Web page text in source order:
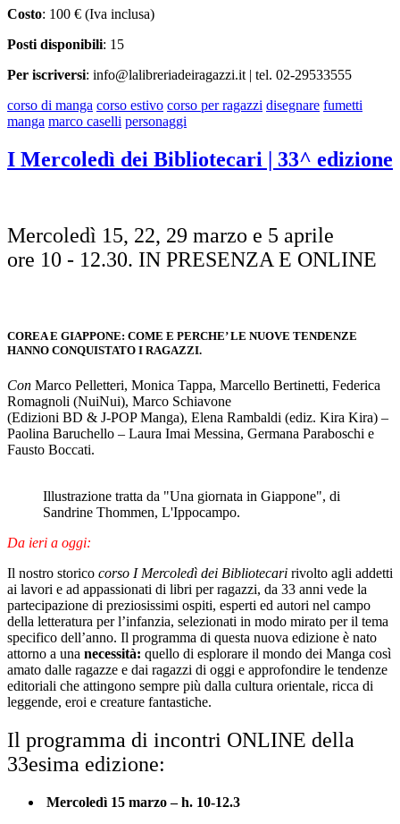
Costo: 100 € (Iva inclusa)
Posti disponibili: 15
Per iscriversi: info@lalibreriadeiragazzi.it | tel. 02-29533555
corso di manga corso estivo corso per ragazzi disegnare fumetti
manga marco caselli personaggi
I Mercoledì dei Bibliotecari | 33^ edizione
Mercoledì 15, 22, 29 marzo e 5 aprile
ore 10 - 12.30. IN PRESENZA E ONLINE
COREA E GIAPPONE: COME E PERCHE’ LE NUOVE TENDENZE
HANNO CONQUISTATO I RAGAZZI.
Con Marco Pelletteri, Monica Tappa, Marcello Bertinetti, Federica
Romagnoli (NuiNui), Marco Schiavone
(Edizioni BD & J-POP Manga), Elena Rambaldi (ediz. Kira Kira) –
Paolina Baruchello – Laura Imai Messina, Germana Paraboschi e
Fausto Boccati.
Illustrazione tratta da "Una giornata in Giappone", di
Sandrine Thommen, L'Ippocampo.
Da ieri a oggi:
Il nostro storico corso I Mercoledì dei Bibliotecari rivolto agli addetti
ai lavori e ad appassionati di libri per ragazzi, da 33 anni vede la
partecipazione di preziosissimi ospiti, esperti ed autori nel campo
della letteratura per l’infanzia, selezionati in modo mirato per il tema
specifico dell’anno. Il programma di questa nuova edizione è nato
attorno a una necessità: quello di esplorare il mondo dei Manga così
amato dalle ragazze e dai ragazzi di oggi e approfondire le tendenze
editoriali che attingono sempre più dalla cultura orientale, ricca di
leggende, eroi e creature fantastiche.
Il programma di incontri ONLINE della
33esima edizione:
Mercoledì 15 marzo – h. 10-12.3